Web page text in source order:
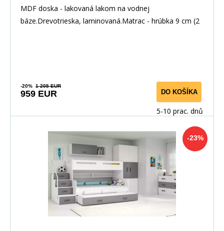
MDF doska - lakovaná lakom na vodnej
báze.Drevotrieska, laminovaná.Matrac - hrúbka 9 cm (2
-20% 1 205 EUR
959 EUR DO KOŠÍKA
5-10 prac. dnů
-23%